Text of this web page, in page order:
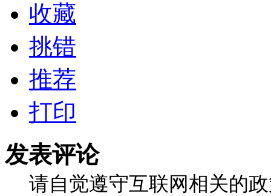
收藏
挑错
推荐
打印
发表评论
请自觉遵守互联网相关的